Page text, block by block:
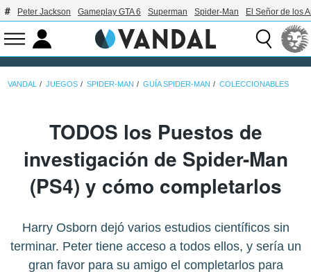
Peter Jackson Gameplay GTA 6 Superman Spider-Man El Señor de los
VANDAL JUEGOS SPIDER-MAN GUÍA SPIDER-MAN COLECCIONABLES
TODOS los Puestos de
investigación de Spider-Man
(PS4) y cómo completarlos
Harry Osborn dejó varios estudios científicos sin
terminar. Peter tiene acceso a todos ellos, y sería un
gran favor para su amigo el completarlos para